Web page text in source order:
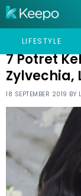
LIFESTYLE
HOME CELEB 7
7 Potret
Zylvechia,
18 SEPTEMBER 2019 BY